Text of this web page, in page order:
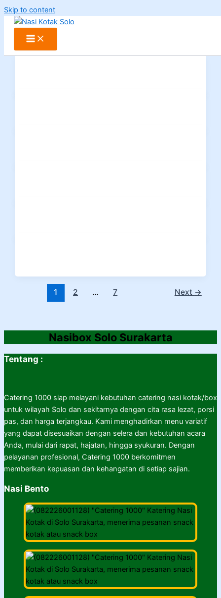
Skip to content
1 2 … 7 Next →
Nasibox Solo Surakarta
Tentang :
Catering 1000 siap melayani kebutuhan catering nasi kotak/box
untuk wilayah Solo dan sekitarnya dengan cita rasa lezat, porsi
pas, dan harga terjangkau. Kami menghadirkan menu variatif
yang dapat disesuaikan dengan selera dan kebutuhan acara
Anda, mulai dari rapat, hajatan, hingga syukuran. Dengan
pelayanan profesional, Catering 1000 berkomitmen
memberikan kepuasan dan kehangatan di setiap sajian.
Nasi Bento